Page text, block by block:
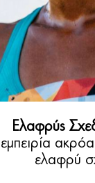
Ελαφρύς
ελαφρύ